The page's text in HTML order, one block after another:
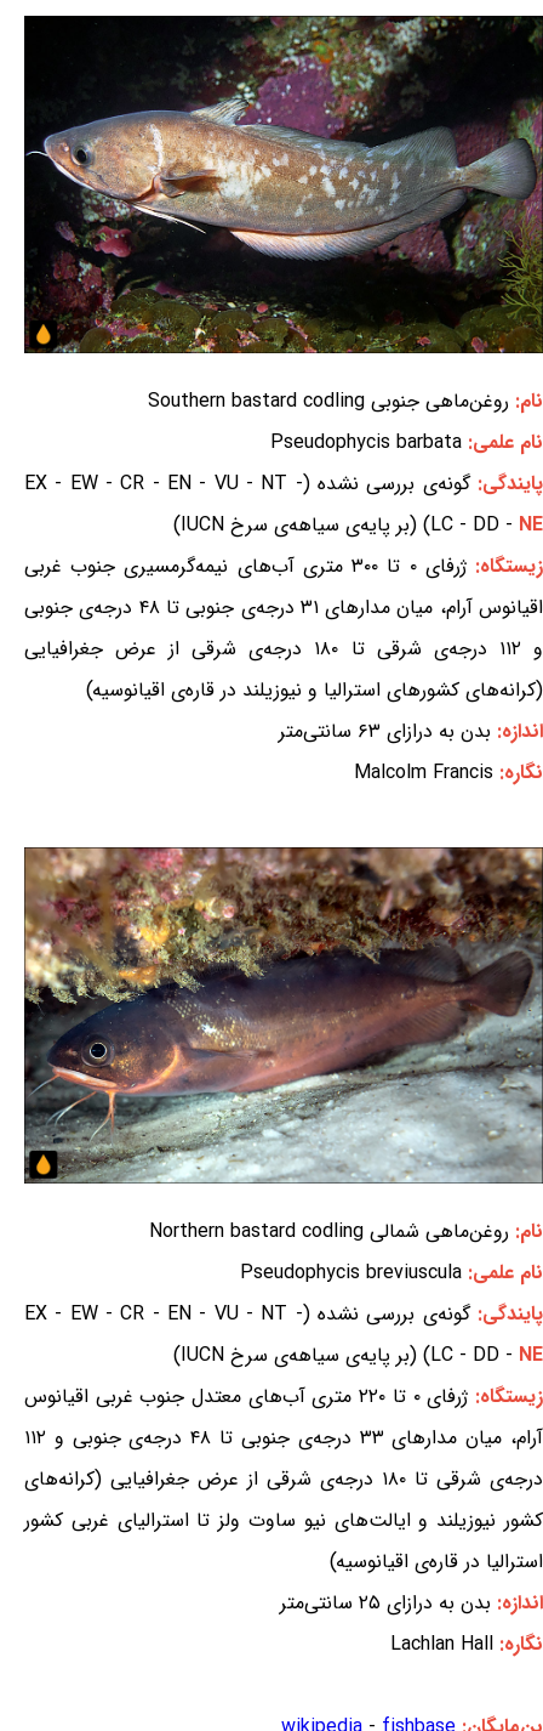
نام: روغن‌ماهی جنوبی Southern bastard codling
نام علمی: Pseudophycis barbata
پایندگی:
گونه‌ی بررسی نشده (EX - EW - CR - EN - VU - NT -
LC - DD - NE
) (بر پایه‌ی سیاهه‌ی سرخ IUCN)
زیستگاه:
ژرفای ۰ تا ۳۰۰ متری آب‌های نیمه‌گرمسیری جنوب غربی
اقیانوس آرام، میان مدارهای ۳۱ درجه‌ی جنوبی تا ۴۸ درجه‌ی جنوبی
و ۱۱۲ درجه‌ی شرقی تا ۱۸۰ درجه‌ی شرقی از عرض جغرافیایی
(کرانه‌های کشورهای استرالیا و نیوزیلند در قاره‌ی اقیانوسیه)
اندازه: بدن به درازای ۶۳ سانتی‌متر
نگاره: Malcolm Francis
نام: روغن‌ماهی شمالی Northern bastard codling
نام علمی: Pseudophycis breviuscula
پایندگی:
گونه‌ی بررسی نشده (EX - EW - CR - EN - VU - NT -
LC - DD - NE
) (بر پایه‌ی سیاهه‌ی سرخ IUCN)
زیستگاه:
ژرفای ۰ تا ۲۲۰ متری آب‌های معتدل جنوب غربی اقیانوس
آرام، میان مدارهای ۳۳ درجه‌ی جنوبی تا ۴۸ درجه‌ی جنوبی و ۱۱۲
درجه‌ی شرقی تا ۱۸۰ درجه‌ی شرقی از عرض جغرافیایی (کرانه‌های
کشور نیوزیلند و ایالت‌های نیو ساوت ولز تا استرالیای غربی کشور
استرالیا در قاره‌ی اقیانوسیه)
اندازه: بدن به درازای ۲۵ سانتی‌متر
نگاره: Lachlan Hall